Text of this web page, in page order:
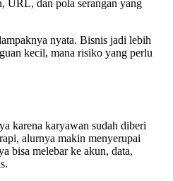
URL, dan pola serangan yang
nyata. Bisnis jadi lebih
kecil, mana risiko yang perlu
karena karyawan sudah diberi
alurnya makin menyerupai
bisa melebar ke akun, data,